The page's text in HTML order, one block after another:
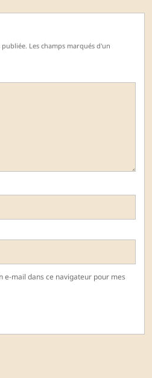
Les champs marqués d'un
e-mail dans ce navigateur pour mes